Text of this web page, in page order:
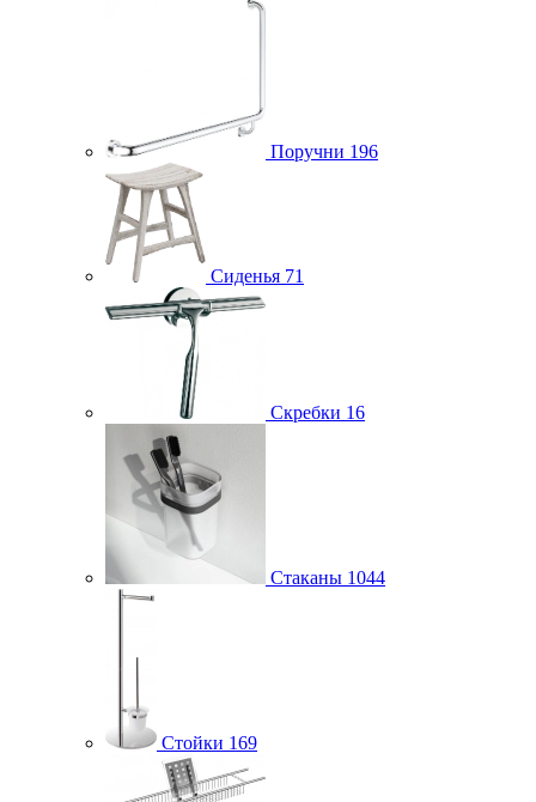
Поручни 196
Сиденья 71
Скребки 16
Стаканы 1044
Стойки 169